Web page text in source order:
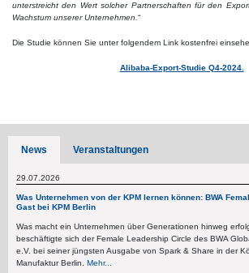
unterstreicht den Wert solcher Partnerschaften für den
Wachstum unserer Unternehmen.“
Die Studie können Sie unter folgendem Link kostenfrei
Alibaba-Export-Studie Q4-2024.
News Veranstaltungen
29.07.2026
Was Unternehmen von der KPM lernen können: BWA
Gast bei KPM Berlin
Was macht ein Unternehmen über Generationen hinweg
beschäftigte sich der Female Leadership Circle des BWA
e.V. bei seiner jüngsten Ausgabe von Spark & Share in der
Manufaktur Berlin. Mehr...